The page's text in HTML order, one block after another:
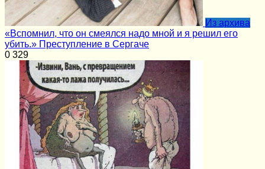
Из архива
«Вспомнил, что он смеялся надо мной и я решил его
убить.» Преступление в Сергаче
0 329